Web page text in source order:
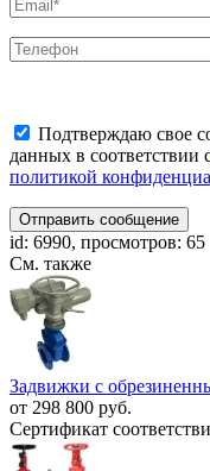
Подтверждаю свое
данных в соответствии
политикой
Отправить сообщение
id: 6990, просмотров: 65
См. также
Задвижки с
от 298 800 руб.
Сертификат